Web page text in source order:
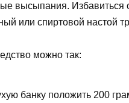
высыпания. Избавиться
или спиртовой настой
можно так:
банку положить 200